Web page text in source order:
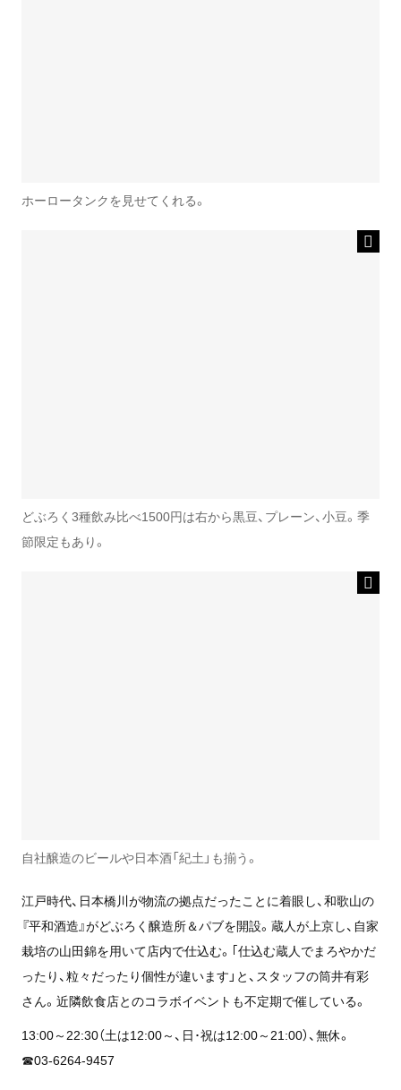
ホーロータンクを見せてくれる。
どぶろく3種飲み比べ1500円は右から黒豆、プレーン、小豆。季
節限定もあり。
自社醸造のビールや日本酒「紀土」も揃う。
江戸時代、日本橋川が物流の拠点だったことに着眼し、和歌山の
『平和酒造』がどぶろく醸造所＆パブを開設。蔵人が上京し、自家
栽培の山田錦を用いて店内で仕込む。｢仕込む蔵人でまろやかだ
ったり、粒々だったり個性が違います」と、スタッフの筒井有彩
さん。近隣飲食店とのコラボイベントも不定期で催している。
13:00～22:30（土は12:00～、日･祝は12:00～21:00）、無休。
☎03-6264-9457